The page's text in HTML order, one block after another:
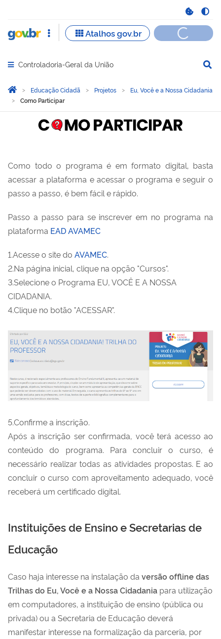
Abrir menu principal de navegação
Controladoria-Geral da União
Você está aqui:
Página Inicial
Educação Cidadã Projetos
Eu, Você e a Nossa Cidadania
Como Participar
Como Participar
Como todo o programa é em formato digital, basta
acessar a plataforma e acessar o programa e seguir o
passo a passo, é bem fácil e rápido.
Passo a passo para se inscrever em no programa na
plataforma EAD AVAMEC
1.Acesse o site do AVAMEC.
2.Na página inicial, clique na opção "Cursos".
3.Selecione o Programa EU, VOCÊ E A NOSSA
CIDADANIA.
4.Clique no botão "ACESSAR".
5.Confirme a inscrição.
Após a inscrição ser confirmada, você terá acesso ao
conteúdo do programa. Para concluir o curso, é
necessário realizar todas as atividades propostas. E ao
concluir o curso com aproveitamento adequado, você
receberá um certificado digital.
Instituições de Ensino e Secretarias de
Educação
Caso haja interesse na instalação da versão offline das
Trilhas do Eu, Você e a Nossa Cidadania para utilização
em computadores, a instituição de ensino (pública ou
privada) ou a Secretaria de Educação deverá
manifestar interesse na formalização da parceria, por